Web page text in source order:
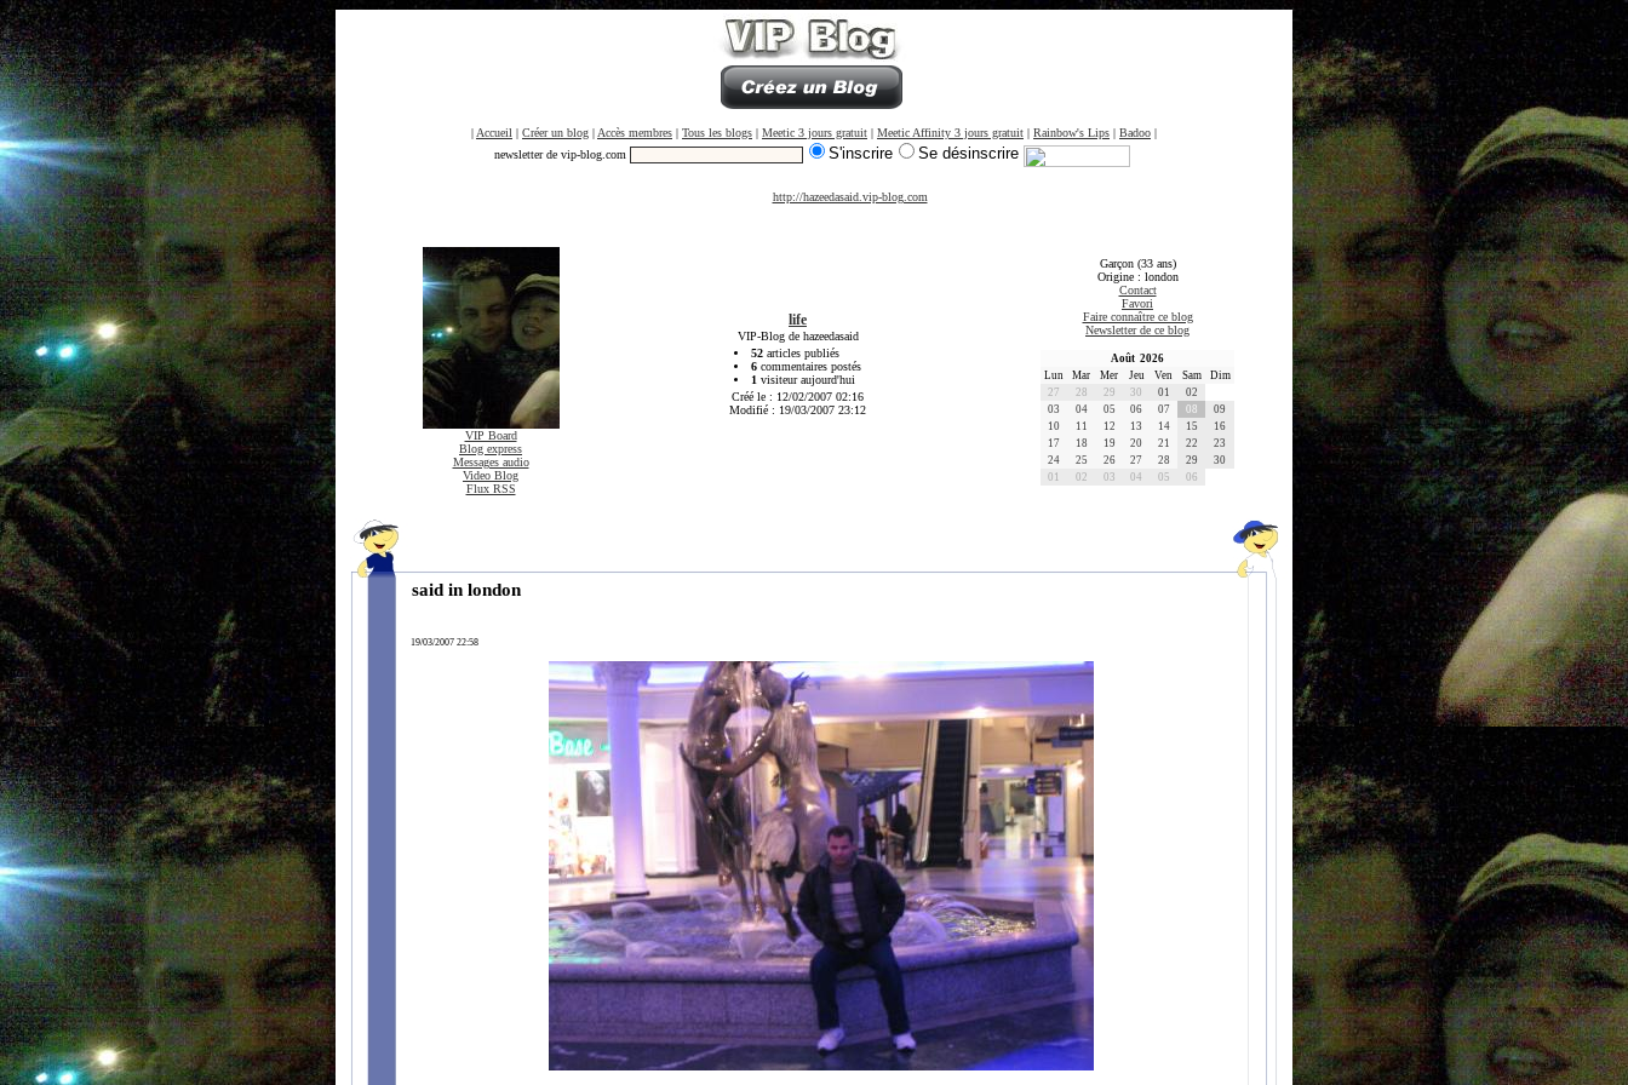
| Accueil | Créer un blog | Accès membres | Tous les blogs | Meetic 3 jours gratuit | Meetic Affinity 3 jours gratuit | Rainbow's Lips | Badoo |
newsletter de vip-blog.com
S'inscrire Se désinscrire
http://hazeedasaid.vip-blog.com
VIP Board
Blog express
Messages audio
Video Blog
Flux RSS
life
VIP-Blog de hazeedasaid
52 articles publiés
6 commentaires postés
1 visiteur aujourd'hui
Créé le : 12/02/2007 02:16
Modifié : 19/03/2007 23:12
Garçon (33 ans)
Origine : london
Contact
Favori
Faire connaître ce blog
Newsletter de ce blog
Août 2026
Lun
Mar Mer Jeu Ven Sam
Dim
27
28 29 30 01
02
03
04 05 06 07 08
09
10
11 12 13 14 15
16
17
18 19 20 21 22
23
24
25 26 27 28 29
30
01
02 03 04 05 06
said in london
19/03/2007 22:58